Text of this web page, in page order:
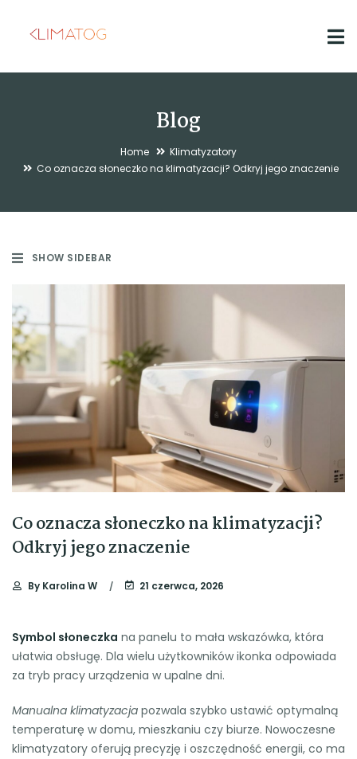
Blog
Home
Klimatyzatory
Co oznacza słoneczko na klimatyzacji? Odkryj jego znaczenie
SHOW SIDEBAR
Co oznacza słoneczko na klimatyzacji?
Odkryj jego znaczenie
By Karolina W 21 czerwca, 2026
Symbol słoneczka na panelu to mała wskazówka, która
ułatwia obsługę. Dla wielu użytkowników ikonka odpowiada
za tryb pracy urządzenia w upalne dni.
Manualna klimatyzacja pozwala szybko ustawić optymalną
temperaturę w domu, mieszkaniu czy biurze. Nowoczesne
klimatyzatory oferują precyzję i oszczędność energii, co ma